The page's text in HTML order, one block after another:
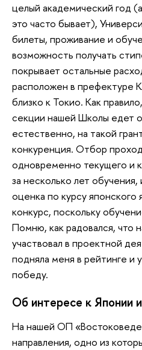
целый академический год
это часто бывает),
билеты, проживание и
возможность получать
покрывает остальные
расположен в префектуре
близко к Токио. Как
секции нашей Школы едет
естественно, на такой
конкуренция. Отбор
одновременно текущего и
за несколько лет
оценка по курсу японского
конкурс, поскольку
Помню, как радовался, что
участвовал в проектной
подняла меня в рейтинге и
победу.
Об интересе к Японии
На нашей ОП
направления, одно из